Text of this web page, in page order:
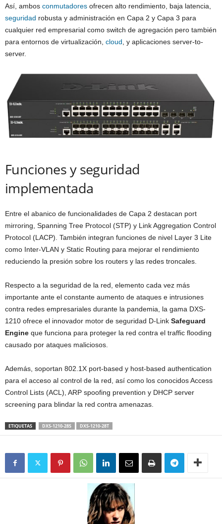
Así, ambos conmutadores ofrecen alto rendimiento, baja latencia,
seguridad robusta y administración en Capa 2 y Capa 3 para
cualquier red empresarial como switch de agregación pero también
para entornos de virtualización, cloud , y aplicaciones server-to-
server.
Funciones y seguridad
implementada
Entre el abanico de funcionalidades de Capa 2 destacan port
mirroring, Spanning Tree Protocol (STP) y Link Aggregation Control
Protocol (LACP). También integran funciones de nivel Layer 3 Lite
como Inter-VLAN y Static Routing para mejorar el rendimiento
reduciendo la presión sobre los routers y las redes troncales.
Respecto a la seguridad de la red, elemento cada vez más
importante ante el constante aumento de ataques e intrusiones
contra redes empresariales durante la pandemia, la gama DXS-
1210 ofrece el innovador motor de seguridad D-Link Safeguard
Engine que funciona para proteger la red contra el traffic flooding
causado por ataques maliciosos.
Además, soportan 802.1X port-based y host-based authentication
para el acceso al control de la red, así como los conocidos Access
Control Lists (ACL), ARP spoofing prevention y DHCP server
screening para blindar la red contra amenazas.
ETIQUETAS DXS-1210-28S DXS-1210-28T